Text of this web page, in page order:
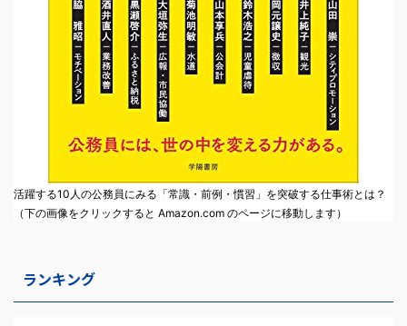
活躍する10人の公務員にみる「常識・前例・慣習」を突破する仕事術とは？
（下の画像をクリックすると Amazon.com のページに移動します）
ランキング